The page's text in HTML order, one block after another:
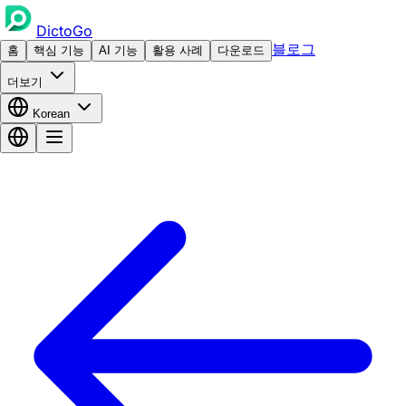
DictoGo
홈 핵심 기능 AI 기능 활용 사례 다운로드 블로그
더보기
Korean